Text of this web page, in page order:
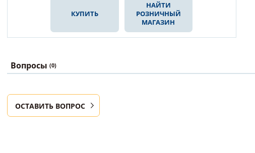
КУПИТЬ
НАЙТИ
РОЗНИЧНЫЙ
МАГАЗИН
Вопросы (0)
ОСТАВИТЬ ВОПРОС